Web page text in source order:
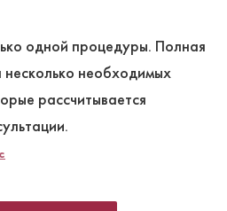
одной процедуры. Полная
несколько необходимых
рассчитывается